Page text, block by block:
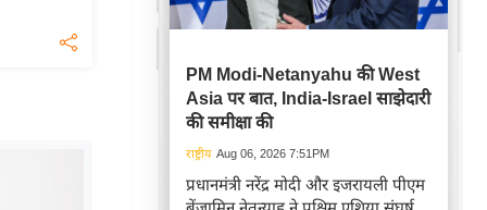
PM Modi-Netanyahu की West
Asia पर बात, India-Israel साझेदारी
की समीक्षा की
राष्ट्रीय Aug 06, 2026 7:51PM
प्रधानमंत्री नरेंद्र मोदी और इजरायली पीएम